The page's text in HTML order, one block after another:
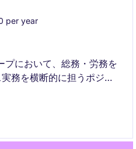
per year
プにおいて、総務・労務を
務を横断的に担うポジシ
務改善にも携わることが